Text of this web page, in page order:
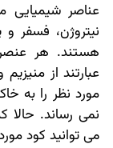
عناصر شیمیایی
نیتروژن، فسفر
هستند. هر عنصر
عبارتند از
مورد نظر را به
نمی رساند. حالا
می توانید کود